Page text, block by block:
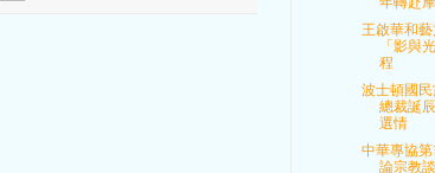
王啟華和
「影與
程
波士頓國
總裁誕
選情
中華專協第
論宗教